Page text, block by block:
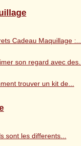
Cadeau Maquillage :...
son regard avec des...
trouver un kit de...
sont les differents...